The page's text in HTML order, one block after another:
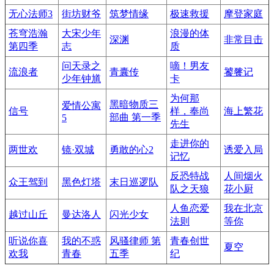
无心法师3 街坊财爷 筑梦情缘 极速救援
摩登家庭
苍穹浩瀚
第四季
大宋少年
志
深渊
浪漫的体
质
非常目击
流浪者
问天录之
少年钟馗
青囊传
嘀！男友
卡
饕餮记
信号
爱情公寓
5
黑暗物质三
部曲 第一季
为何那
样，奉尚
先生
海上繁花
两世欢 镜·双城 勇敢的心2
走进你的
记忆
诱爱入局
众王驾到 黑色灯塔 末日巡逻队
反恐特战
队之天狼
人间烟火
花小厨
越过山丘 曼达洛人 闪光少女
人鱼恋爱
法则
我在北京
等你
听说你喜
欢我
我的不惑
青春
风骚律师 第
五季
青春创世
纪
夏空